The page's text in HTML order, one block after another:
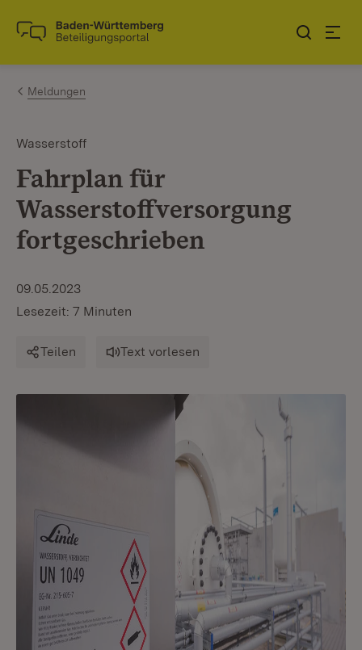
Zum Inhalt springen
Link zur Startseite
Meldungen
Wasserstoff
Fahrplan für
Wasserstoffversorgung
fortgeschrieben
09.05.2023
Lesezeit: 7 Minuten
Teilen Text vorlesen